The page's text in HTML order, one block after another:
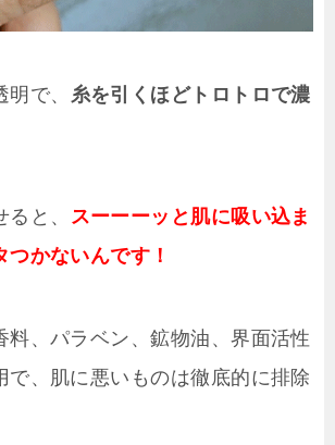
で、
糸を引くほどトロトロで濃
と、
スーーーッと肌に吸い込ま
かないんです！
料、パラベン、鉱物油、界面活性
で、肌に悪いものは徹底的に排除